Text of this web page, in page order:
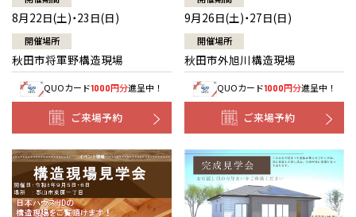
8月22日(土)・23日(日)
開催場所
秋田市将軍野構造現場
QUOカード1000円分進呈中！
ご来場予約
9月26日(土)・27日(日)
開催場所
秋田市外旭川構造現場
QUOカード1000円分進呈中！
ご来場予約